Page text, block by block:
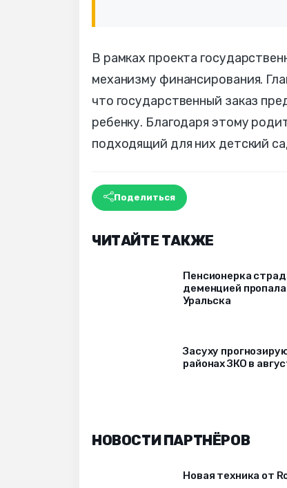
В рамках проекта
механизму финансирования.
что государственный заказ
ребенку. Благодаря этому
подходящий для них детский
Поделиться
ЧИТАЙТЕ ТАКЖЕ
Пенсионерка
деменцией
Уральска
Засуху
районах ЗКО в
НОВОСТИ ПАРТНЁРОВ
Новая техника от